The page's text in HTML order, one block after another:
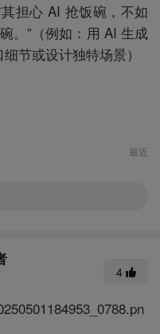
担心 AI 抢饭碗，不如
。”（例如：用 AI 生成
节或设计独特场景）
最近
4